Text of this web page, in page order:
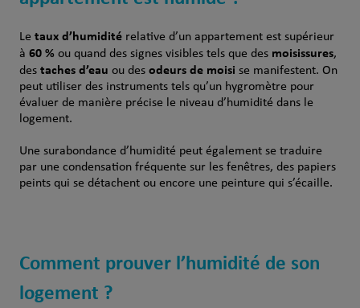
Le taux d’humiditérelative d’un appartement est supérieur
à 60 %ou quand des signes visibles tels que des moisissures,
des taches d’eau ou des odeurs de moisi se manifestent. On
peut utiliser des instruments tels qu’un hygromètre pour
évaluer de manière précise le niveau d’humidité dans le
logement.
Une surabondance d’humidité peut également se traduire
par une condensation fréquente sur les fenêtres, des papiers
peints qui se détachent ou encore une peinture qui s’écaille.
Comment prouver l’humidité de son
logement ?